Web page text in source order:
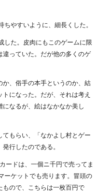
やすいように、細長くした。
した。皮肉にもこのゲームに限
違っていた。だが他の多くのゲ
、俗手の本手というのか、結
になった。だが、それは考え
なるが、絵はなかなか美し
てもらい、「なかよし村とゲー
行したのである。
ードは、一個ニ千円で売ってま
ーケットでも売ります。冒頭の
ので、こちらは一枚百円で